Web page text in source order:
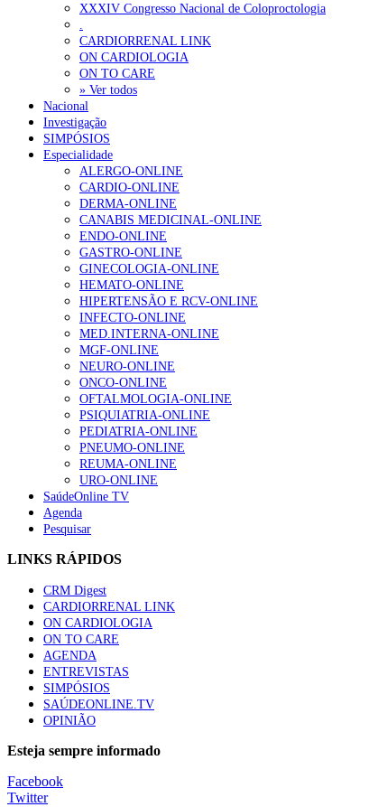
Sindicato diz que nova carreira de médicos dentistas reforça
MAIS LIDAS
Enfermagem Forense. “Da urgência ao tribunal, cada
202 visualizações
Alguns milhares de utentes podem ficar sem médico
175 visualizações
Quase quatro em cada dez doentes com enfarte
86 visualizações
“Os programas de rastreio do cancro do pulmão são
66 visualizações
Trodelvy aprovado para primeira linha no cancro da
61 visualizações
Especialistas defendem mais potássio na alimentação
57 visualizações
MAIS NOTÍCIAS
XXXIV Congresso Nacional de Coloproctologia
.
CARDIORRENAL LINK
ON CARDIOLOGIA
ON TO CARE
» Ver todos
Nacional
Investigação
SIMPÓSIOS
Especialidade
ALERGO-ONLINE
CARDIO-ONLINE
DERMA-ONLINE
CANABIS MEDICINAL-ONLINE
ENDO-ONLINE
GASTRO-ONLINE
GINECOLOGIA-ONLINE
HEMATO-ONLINE
HIPERTENSÃO E RCV-ONLINE
INFECTO-ONLINE
MED.INTERNA-ONLINE
MGF-ONLINE
NEURO-ONLINE
ONCO-ONLINE
OFTALMOLOGIA-ONLINE
PSIQUIATRIA-ONLINE
PEDIATRIA-ONLINE
PNEUMO-ONLINE
REUMA-ONLINE
URO-ONLINE
SaúdeOnline TV
Agenda
Pesquisar
LINKS RÁPIDOS
CRM Digest
CARDIORRENAL LINK
ON CARDIOLOGIA
ON TO CARE
AGENDA
ENTREVISTAS
SIMPÓSIOS
SAÚDEONLINE.TV
OPINIÃO
Esteja sempre informado
Facebook
Twitter